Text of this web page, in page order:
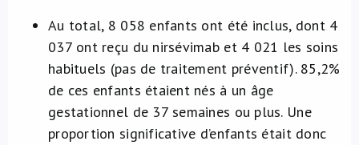
Au total, 8 058 enfants ont été inclus, dont 4
037 ont reçu du nirsévimab et 4 021 les soins
habituels (pas de traitement préventif). 85,2%
de ces enfants étaient nés à un âge
gestationnel de 37 semaines ou plus. Une
proportion significative d’enfants était donc